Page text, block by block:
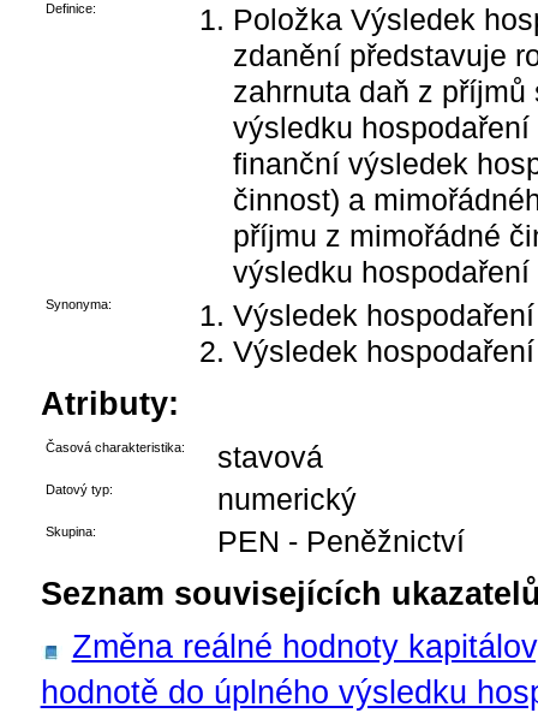
Definice:
Položka Výsledek
zdanění představuje
zahrnuta daň z
výsledku
finanční výsledek
činnost) a
příjmu z mimořádné
výsledku
Synonyma:
Výsledek
Výsledek
Atributy:
Časová charakteristika: stavová
Datový typ: numerický
Skupina: PEN - Peněžnictví
Seznam souvisejících
Změna reálné hodnoty
hodnotě do úplného výsledku